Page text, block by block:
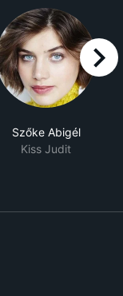
Szőke Abigél
Kiss Judit
right